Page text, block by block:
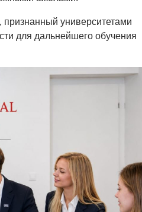
университетами
для дальнейшего обучения